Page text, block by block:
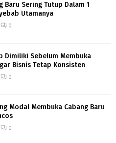
Baru Sering Tutup Dalam 1
Utamanya
0
Dimiliki Sebelum Membuka
Bisnis Tetap Konsisten
0
Modal Membuka Cabang Baru
0